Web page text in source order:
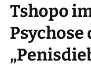
Tshopo
Psychose